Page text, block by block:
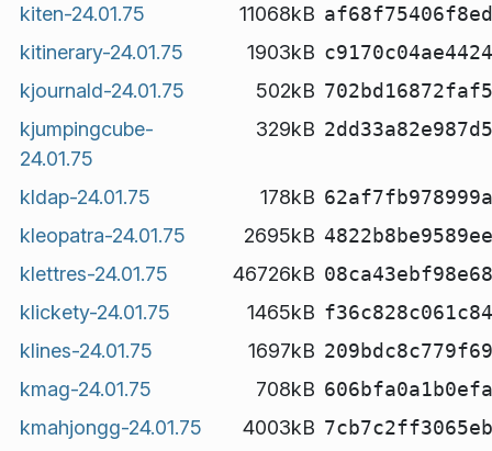
kiten-24.01.75
11068kB
kitinerary-24.01.75
1903kB
kjournald-24.01.75
502kB
kjumpingcube-
24.01.75
329kB
kldap-24.01.75 178kB
kleopatra-24.01.75
2695kB
klettres-24.01.75
46726kB
klickety-24.01.75
1465kB
klines-24.01.75
1697kB
kmag-24.01.75
708kB
kmahjongg-24.01.75
4003kB